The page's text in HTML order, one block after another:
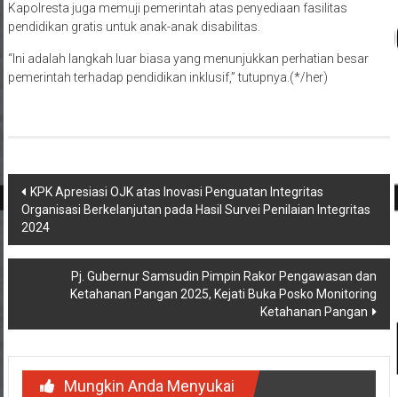
Kapolresta juga memuji pemerintah atas penyediaan fasilitas
pendidikan gratis untuk anak-anak disabilitas.
“Ini adalah langkah luar biasa yang menunjukkan perhatian besar
pemerintah terhadap pendidikan inklusif,” tutupnya.(*/her)
Navigasi
pos
KPK Apresiasi OJK atas Inovasi Penguatan Integritas
Organisasi Berkelanjutan pada Hasil Survei Penilaian Integritas
2024
Pj. Gubernur Samsudin Pimpin Rakor Pengawasan dan
Ketahanan Pangan 2025, Kejati Buka Posko Monitoring
Ketahanan Pangan
Mungkin Anda Menyukai